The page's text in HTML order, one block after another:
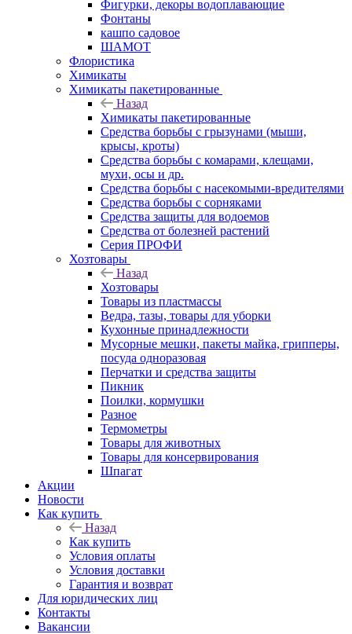
Фигурки, декоры водоплавающие
Фонтаны
кашпо садовое
ШАМОТ
Флористика
Химикаты
Химикаты пакетированные
Назад
Химикаты пакетированные
Средства борьбы с грызунами (мыши,
крысы, кроты)
Средства борьбы с комарами, клещами,
мухи, осы и др.
Средства борьбы с насекомыми-вредителями
Средства борьбы с сорняками
Средства защиты для водоемов
Средства от болезней растений
Серия ПРОФИ
Хозтовары
Назад
Хозтовары
Товары из пластмассы
Ведра, тазы, товары для уборки
Кухонные принадлежности
Мусорные мешки, пакеты майка, грипперы,
посуда одноразовая
Перчатки и средства защиты
Пикник
Поилки, кормушки
Разное
Термометры
Товары для животных
Товары для консервирования
Шпагат
Акции
Новости
Как купить
Назад
Как купить
Условия оплаты
Условия доставки
Гарантия и возврат
Для юридических лиц
Контакты
Вакансии